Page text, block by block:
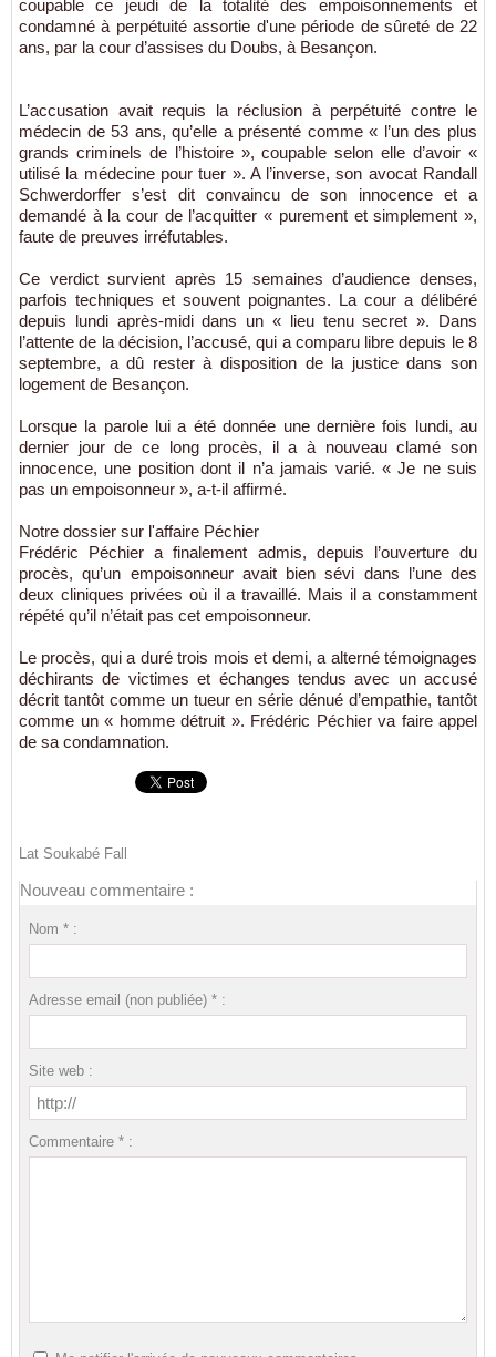
coupable ce jeudi de la totalité des empoisonnements et
condamné à perpétuité assortie d'une période de sûreté de 22
ans, par la cour d’assises du Doubs, à Besançon.
L’accusation avait requis la réclusion à perpétuité contre le
médecin de 53 ans, qu’elle a présenté comme « l’un des plus
grands criminels de l’histoire », coupable selon elle d’avoir «
utilisé la médecine pour tuer ». A l’inverse, son avocat Randall
Schwerdorffer s’est dit convaincu de son innocence et a
demandé à la cour de l’acquitter « purement et simplement »,
faute de preuves irréfutables.
Ce verdict survient après 15 semaines d’audience denses,
parfois techniques et souvent poignantes. La cour a délibéré
depuis lundi après-midi dans un « lieu tenu secret ». Dans
l’attente de la décision, l’accusé, qui a comparu libre depuis le 8
septembre, a dû rester à disposition de la justice dans son
logement de Besançon.
Lorsque la parole lui a été donnée une dernière fois lundi, au
dernier jour de ce long procès, il a à nouveau clamé son
innocence, une position dont il n’a jamais varié. « Je ne suis
pas un empoisonneur », a-t-il affirmé.
Notre dossier sur l'affaire Péchier
Frédéric Péchier a finalement admis, depuis l’ouverture du
procès, qu’un empoisonneur avait bien sévi dans l’une des
deux cliniques privées où il a travaillé. Mais il a constamment
répété qu’il n’était pas cet empoisonneur.
Le procès, qui a duré trois mois et demi, a alterné témoignages
déchirants de victimes et échanges tendus avec un accusé
décrit tantôt comme un tueur en série dénué d’empathie, tantôt
comme un « homme détruit ». Frédéric Péchier va faire appel
de sa condamnation.
Lat Soukabé Fall
Nouveau commentaire :
Nom * :
Adresse email (non publiée) * :
Site web :
Commentaire * :